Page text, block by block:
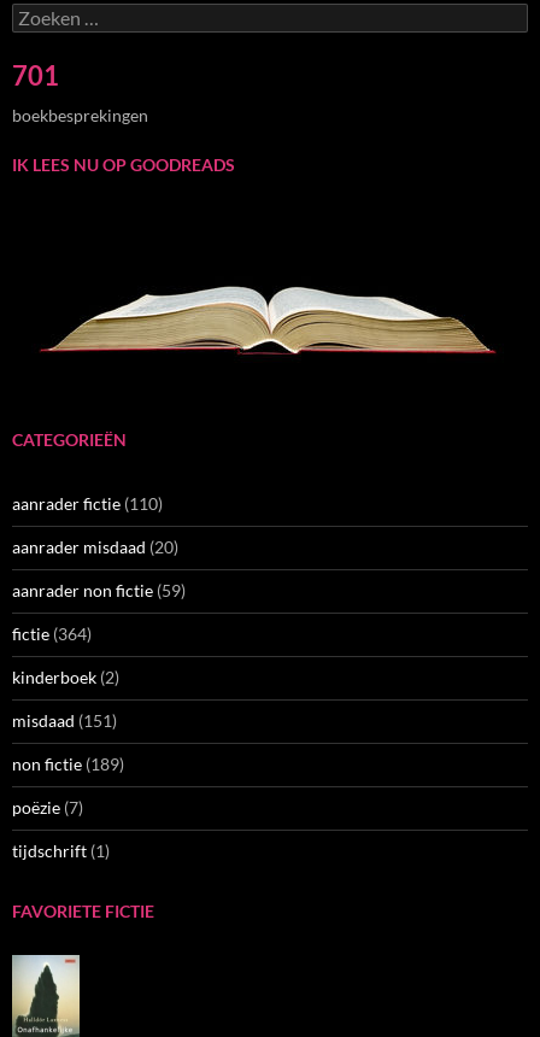
Zoeken
naar:
701
boekbesprekingen
IK LEES NU OP GOODREADS
CATEGORIEËN
aanrader fictie (110)
aanrader misdaad (20)
aanrader non fictie (59)
fictie (364)
kinderboek (2)
misdaad (151)
non fictie (189)
poëzie (7)
tijdschrift (1)
FAVORIETE FICTIE